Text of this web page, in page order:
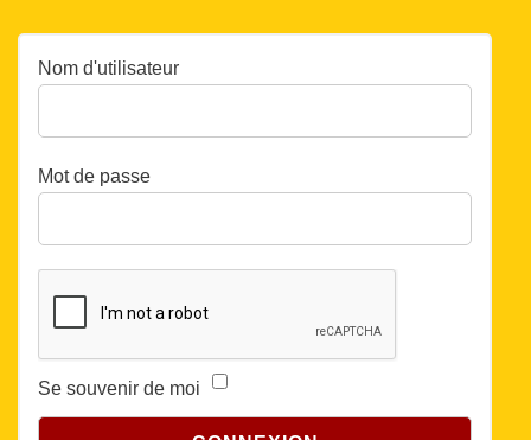
Nom d'utilisateur
Mot de passe
Se souvenir de moi